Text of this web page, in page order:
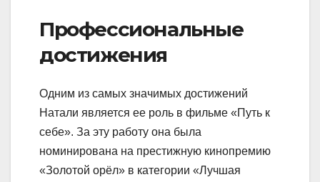
Профессиональные
достижения
Одним из самых значимых достижений
Натали является ее роль в фильме «Путь к
себе». За эту работу она была
номинирована на престижную кинопремию
«Золотой орёл» в категории «Лучшая